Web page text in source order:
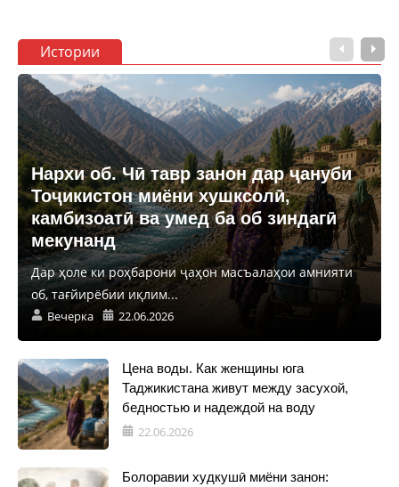
Истории
Нархи об. Чӣ тавр занон дар ҷануби
Тоҷикистон миёни хушксолӣ,
камбизоатӣ ва умед ба об зиндагӣ
мекунанд
Дар ҳоле ки роҳбарони ҷаҳон масъалаҳои амнияти
об, тағйирёбии иқлим...
Вечерка 22.06.2026
Цена воды. Как женщины юга
Таджикистана живут между засухой,
бедностью и надеждой на воду
22.06.2026
Болоравии худкушӣ миёни занон: